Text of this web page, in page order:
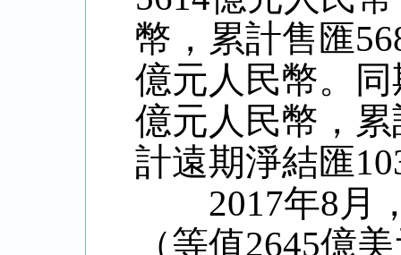
幣，累計售匯
億元人民幣。
億元人民幣，
計遠期淨結匯
2017年8月，
（等值2645億